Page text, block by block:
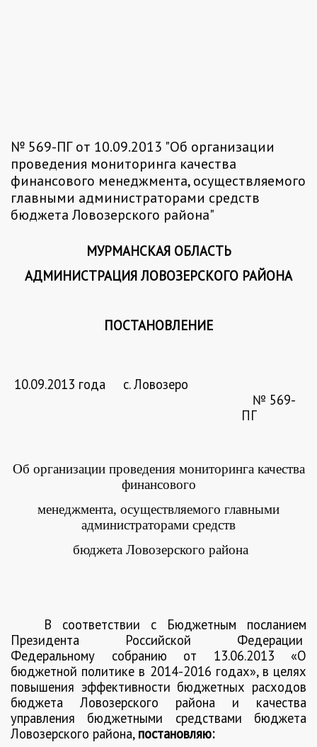
№ 569-ПГ от 10.09.2013 "Об организации
проведения мониторинга качества
финансового менеджмента, осуществляемого
главными администраторами средств
бюджета Ловозерского района"
МУРМАНСКАЯ ОБЛАСТЬ
АДМИНИСТРАЦИЯ ЛОВОЗЕРСКОГО РАЙОНА
ПОСТАНОВЛЕНИЕ
10.09.2013 года
с. Ловозеро
№ 569-
ПГ
Об организации проведения мониторинга качества
финансового
менеджмента, осуществляемого главными
администраторами средств
бюджета Ловозерского района
В соответствии с Бюджетным посланием
Президента Российской Федерации
Федеральному собранию от 13.06.2013 «О
бюджетной политике в 2014-2016 годах», в целях
повышения эффективности бюджетных расходов
бюджета Ловозерского района и качества
управления бюджетными средствами бюджета
Ловозерского района, постановляю: